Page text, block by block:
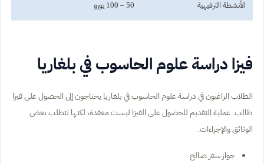
الأنشطة الترفيهية 50 – 100 يورو
فيزا دراسة علوم الحاسوب في بلغاريا
الطلاب الراغبون في دراسة علوم الحاسوب في بلغاريا يحتاجون إلى الحصول على فيزا
طالب. عملية التقديم للحصول على الفيزا ليست معقدة، لكنها تتطلب بعض
الوثائق والإجراءات.
جواز سفر صالح